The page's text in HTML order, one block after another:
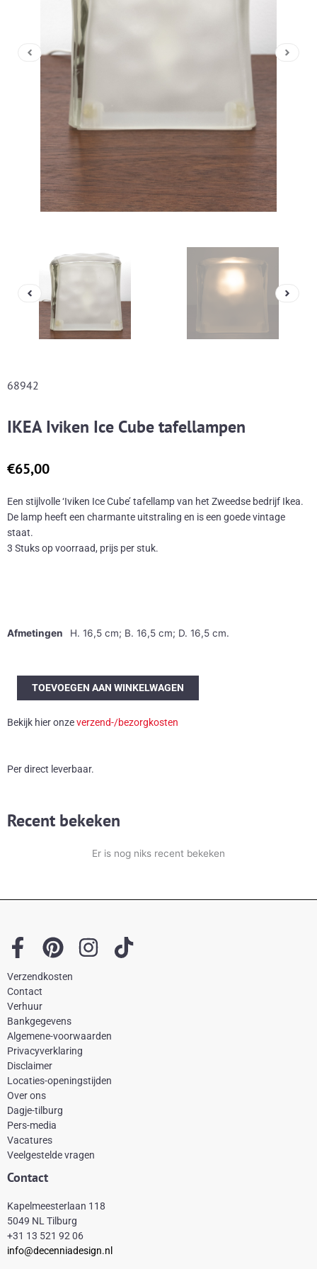
68942
IKEA Iviken Ice Cube tafellampen
€65,00
Een stijlvolle ‘Iviken Ice Cube’ tafellamp van het Zweedse bedrijf Ikea.
De lamp heeft een charmante uitstraling en is een goede vintage
staat.
3 Stuks op voorraad, prijs per stuk.
Afmetingen H. 16,5 cm; B. 16,5 cm; D. 16,5 cm.
Iviken
Cube
TOEVOEGEN AAN WINKELWAGEN
Bekijk hier onzeverzend-/bezorgkosten
Per direct leverbaar.
Recent bekeken
Er is nog niks recent bekeken
F
a
c
e
b
o
o
k
-
f
P
i
e
r
e
t
I
a
r
T
Verzendkosten
Contact
Verhuur
Bankgegevens
Algemene-voorwaarden
Privacyverklaring
Disclaimer
Locaties-openingstijden
Over ons
Dagje-tilburg
Pers-media
Vacatures
Veelgestelde vragen
Contact
Kapelmeesterlaan 118
5049 NL Tilburg
+31 13 521 92 06
info@decenniadesign.nl